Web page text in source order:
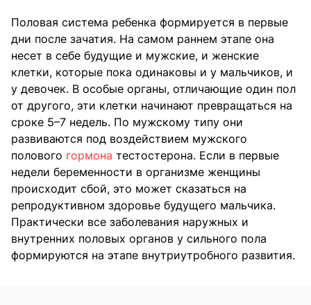
Половая система ребенка формируется в первые
дни после зачатия. На самом раннем этапе она
несет в себе будущие и мужские, и женские
клетки, которые пока одинаковы и у мальчиков, и
у девочек. В особые органы, отличающие один пол
от другого, эти клетки начинают превращаться на
сроке 5–7 недель. По мужскому типу они
развиваются под воздействием мужского
полового гормона тестостерона. Если в первые
недели беременности в организме женщины
происходит сбой, это может сказаться на
репродуктивном здоровье будущего мальчика.
Практически все заболевания наружных и
внутренних половых органов у сильного пола
формируются на этапе внутриутробного развития.